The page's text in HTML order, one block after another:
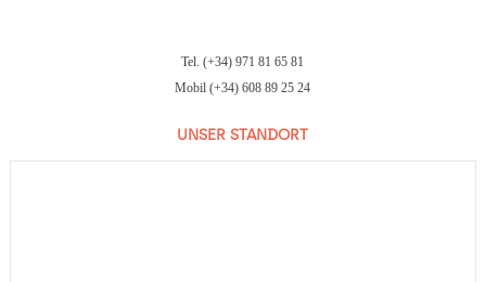
Tel. (+34) 971 81 65 81
Mobil (+34) 608 89 25 24
UNSER STANDORT